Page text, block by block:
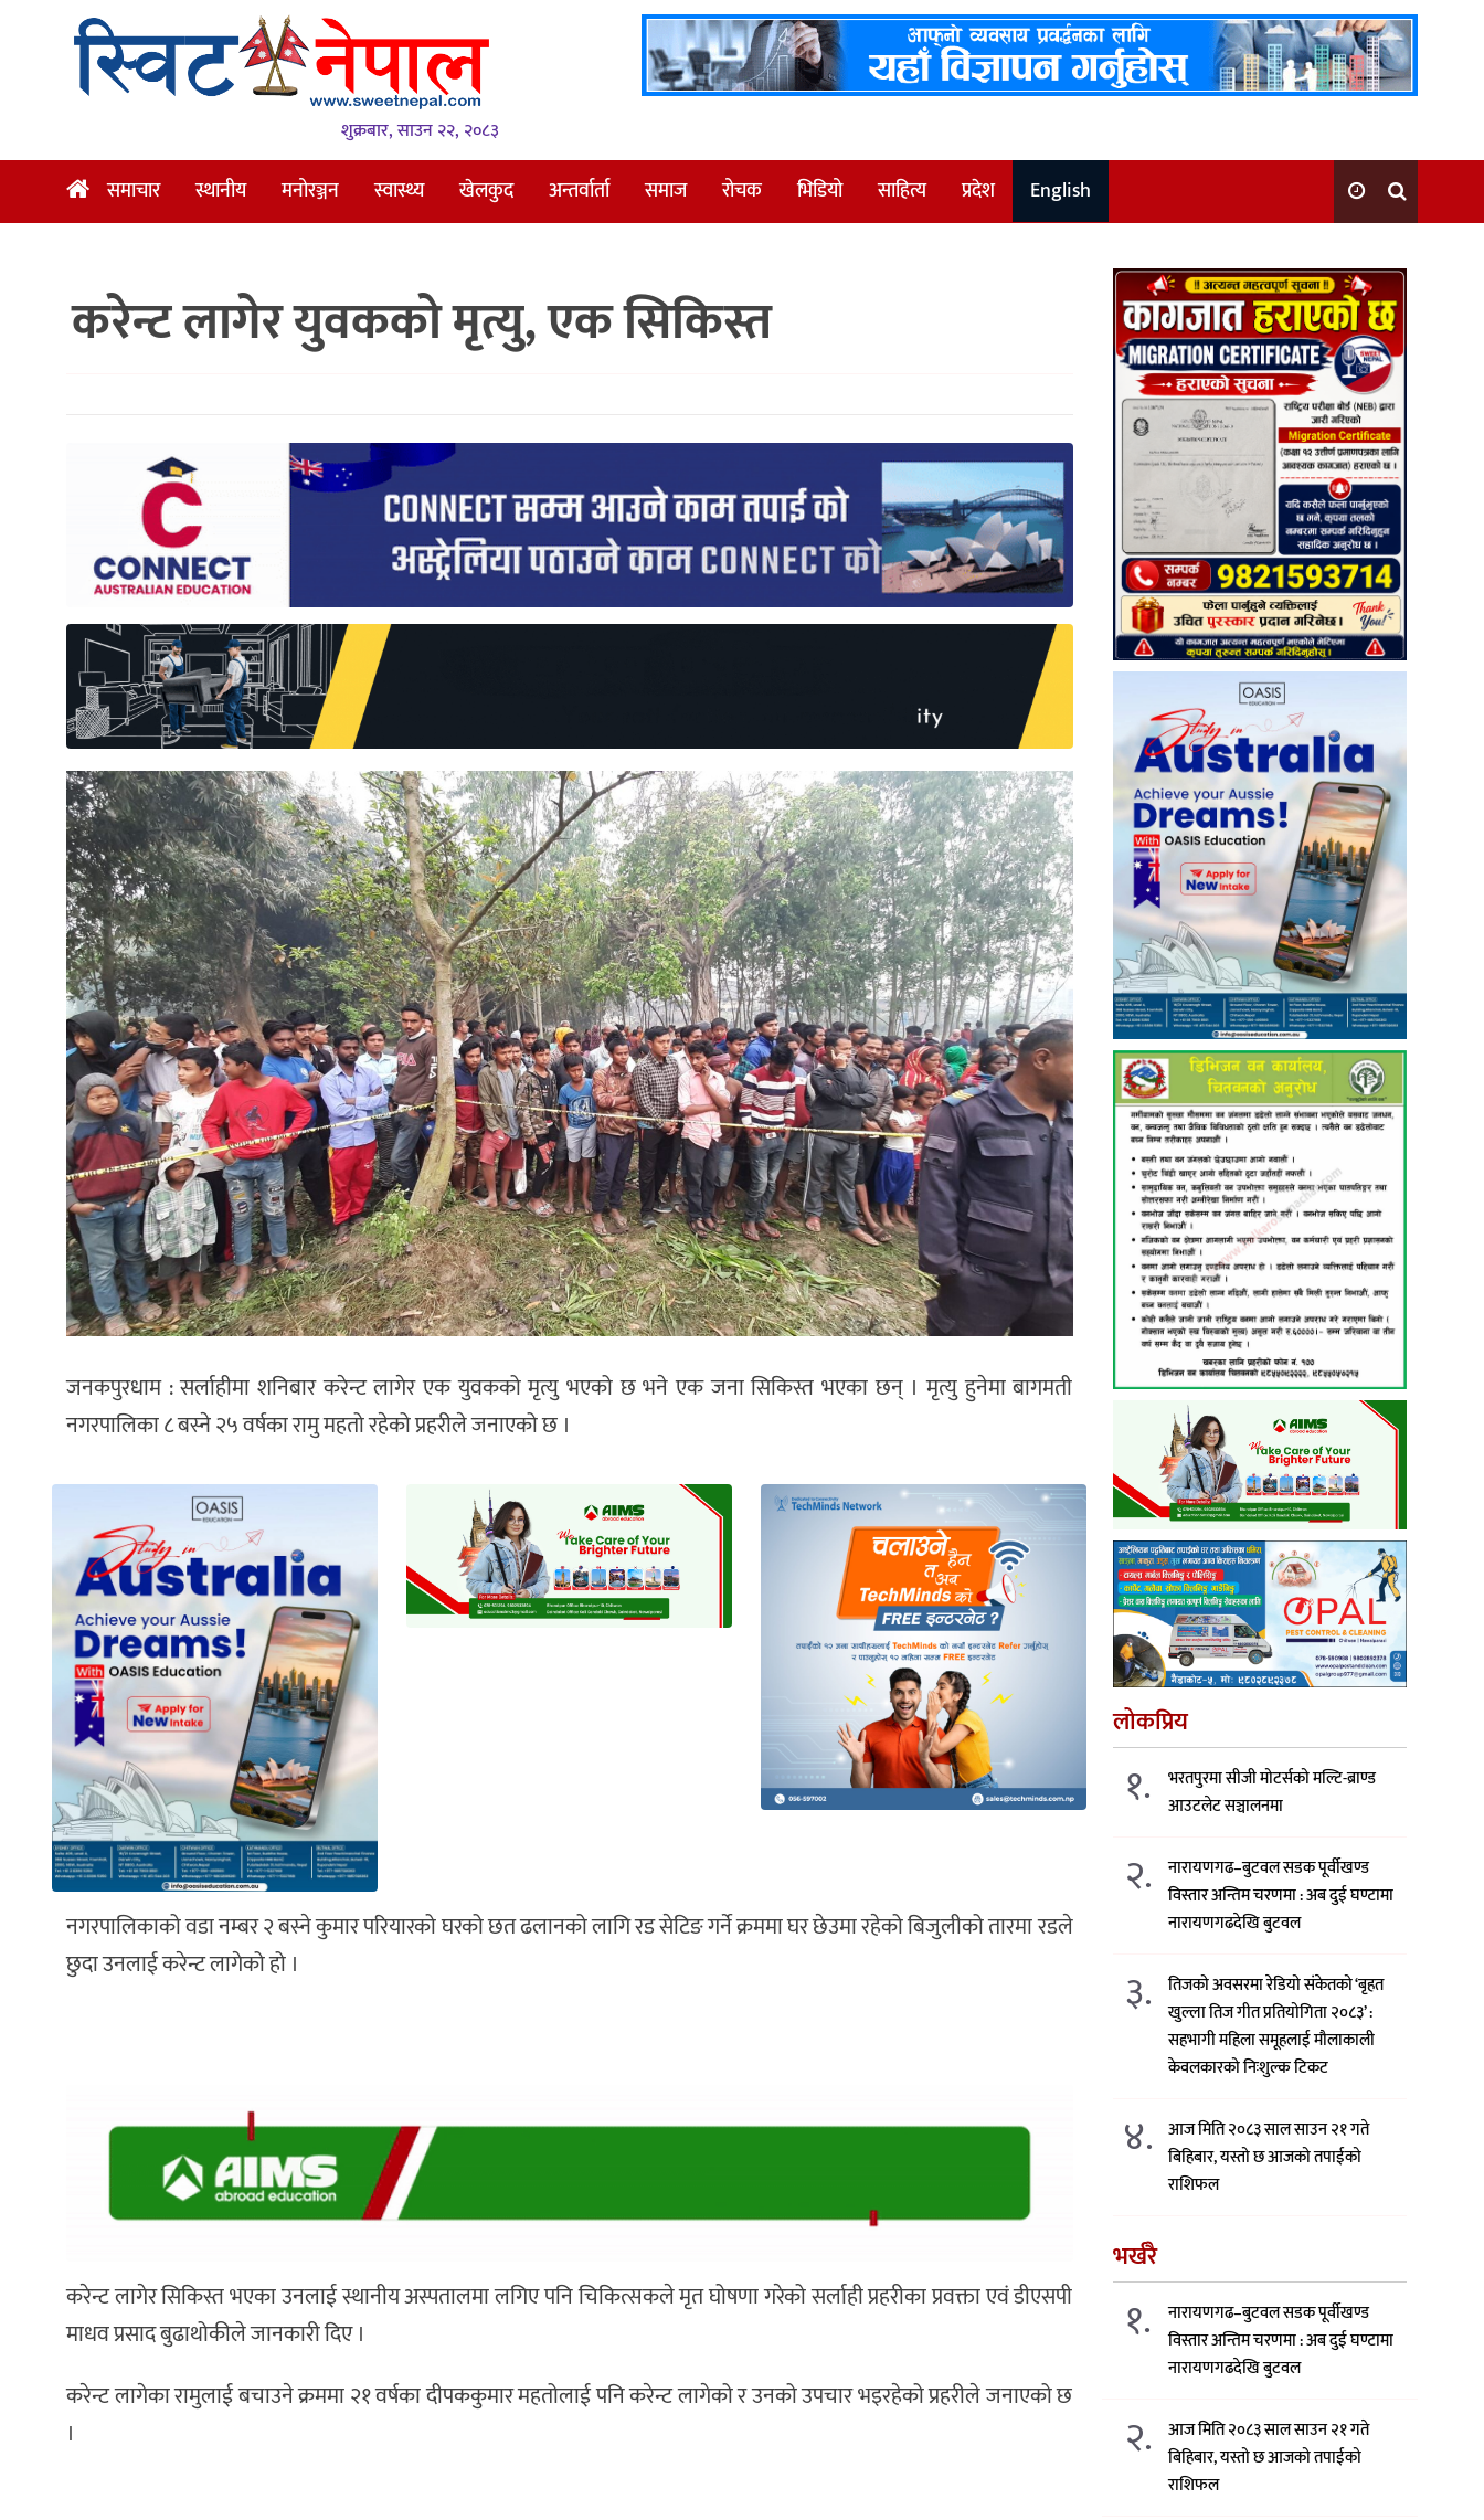
मनोरञ्जन
स्वास्थ्य
अन्तर्वार्ता
English
शुक्रबार, साउन २२, २०८३
समाचार स्थानीय मनोरञ्जन स्वास्थ्य खेलकुद अन्तर्वार्ता समाज रोचक भिडियो साहित्य प्रदेश English
करेन्ट लागेर युवकको मृत्यु, एक सिकिस्त
जनकपुरधाम : सर्लाहीमा शनिबार करेन्ट लागेर एक युवकको मृत्यु भएको छ भने एक जना सिकिस्त भएका छन् । मृत्यु हुनेमा बागमती
नगरपालिका ८ बस्ने २५ वर्षका रामु महतो रहेको प्रहरीले जनाएको छ ।
नगरपालिकाको वडा नम्बर २ बस्ने कुमार परियारको घरको छत ढलानको लागि रड सेटिङ गर्ने क्रममा घर छेउमा रहेको बिजुलीको तारमा रडले
छुदा उनलाई करेन्ट लागेको हो ।
करेन्ट लागेर सिकिस्त भएका उनलाई स्थानीय अस्पतालमा लगिए पनि चिकित्सकले मृत घोषणा गरेको सर्लाही प्रहरीका प्रवक्ता एवं डीएसपी
माधव प्रसाद बुढाथोकीले जानकारी दिए ।
करेन्ट लागेका रामुलाई बचाउने क्रममा २१ वर्षका दीपककुमार महतोलाई पनि करेन्ट लागेको र उनको उपचार भइरहेको प्रहरीले जनाएको छ
।
लोकप्रिय
१.
भरतपुरमा सीजी मोटर्सको मल्टि-ब्राण्ड
आउटलेट सञ्चालनमा
२.
नारायणगढ–बुटवल सडक पूर्वीखण्ड
विस्तार अन्तिम चरणमा : अब दुई घण्टामा
नारायणगढदेखि बुटवल
३.
तिजको अवसरमा रेडियो संकेतको ‘बृहत
खुल्ला तिज गीत प्रतियोगिता २०८३’ :
सहभागी महिला समूहलाई मौलाकाली
केवलकारको निःशुल्क टिकट
४.
आज मिति २०८३ साल साउन २१ गते
बिहिबार, यस्तो छ आजको तपाईको
राशिफल
भर्खरै
१.
नारायणगढ–बुटवल सडक पूर्वीखण्ड
विस्तार अन्तिम चरणमा : अब दुई घण्टामा
नारायणगढदेखि बुटवल
२.
आज मिति २०८३ साल साउन २१ गते
बिहिबार, यस्तो छ आजको तपाईको
राशिफल